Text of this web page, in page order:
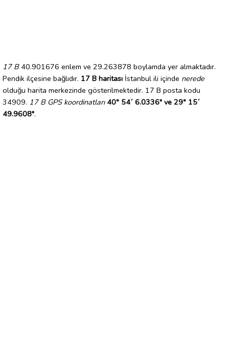
17 B40.901676 enlem ve 29.263878 boylamda yer almaktadır.
Pendik ilçesine bağlıdır. 17 B haritası İstanbul ili içinde nerede
olduğu harita merkezinde gösterilmektedir. 17 B posta kodu
34909. 17 B GPS koordinatları 40° 54´ 6.0336" ve 29° 15´
49.9608".